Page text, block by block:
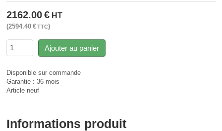
2162.00 € HT
2594.40 €TTC
Ajouter au panier
Disponible sur commande
Garantie : 36 mois
Article neuf
Informations produit